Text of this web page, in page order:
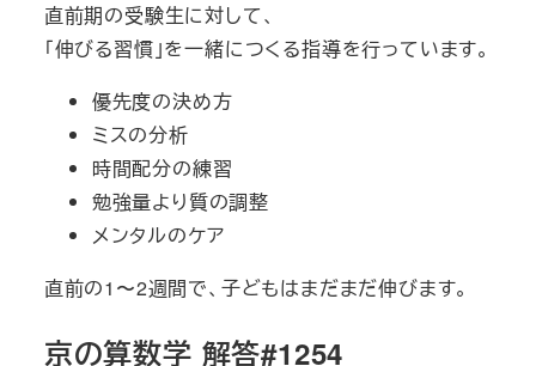
直前期の受験生に対して、
「伸びる習慣」を一緒につくる指導を行っています。
優先度の決め方
ミスの分析
時間配分の練習
勉強量より質の調整
メンタルのケア
直前の1〜2週間で、子どもはまだまだ伸びます。
京の算数学 解答#1254